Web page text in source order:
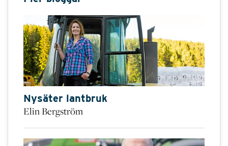
Nysäter lantbruk
Elin Bergström